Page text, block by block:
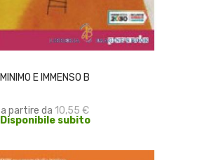
MINIMO E IMMENSO B
a partire da 10,55 €
Disponibile subito
SCEGLI